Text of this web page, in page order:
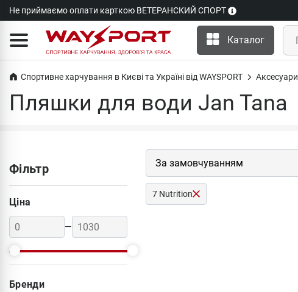
Не приймаємо оплати карткою ВЕТЕРАНСКИЙ СПОРТ
Каталог
Спортивне харчування в Києві та Україні від WAYSPORT Аксесуари
Пляшки для води Jan Tana
7 Nutrition
Фільтр
Ціна
—
Бренди